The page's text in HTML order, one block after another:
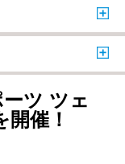
ツ ツェ
催！